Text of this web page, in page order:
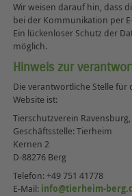
Wir weisen darauf hin, dass
bei der Kommunikation per
Ein lückenloser Schutz der
möglich.
Hinweis zur
Die verantwortliche Stelle
Website ist:
Tierschutzverein
Geschäftsstelle: Tierheim
Kernen 2
D-88276 Berg
Telefon: +49 751 41778
E-Mail: info@tierheim-